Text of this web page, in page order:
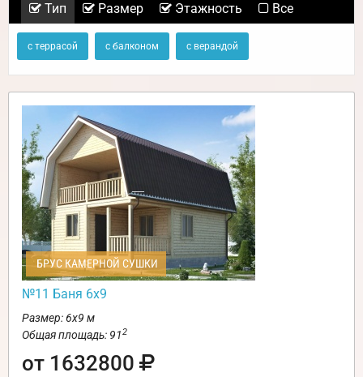
Тип Размер Этажность Все
с террасой с балконом с верандой
БРУС КАМЕРНОЙ СУШКИ
№11 Баня 6х9
Размер: 6х9 м
Общая площадь: 912
от 1632800